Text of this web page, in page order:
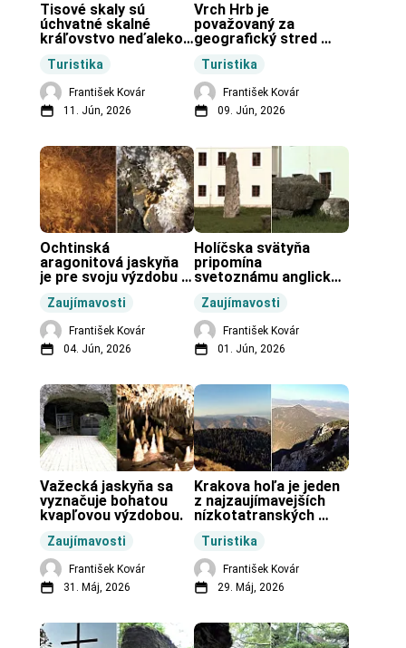
Turistika
Tisové skaly sú
úchvatné skalné
kráľovstvo neďaleko
František Kovár
11. Jún, 2026
Turistika
Vrch Hrb je
považovaný za
geografický stred
František Kovár
09. Jún, 2026
Zaujímavosti
Ochtinská
aragonitová jaskyňa
je pre svoju výzdobu
vo svete.
František Kovár
04. Jún, 2026
Zaujímavosti
Holíčska svätyňa
pripomína
svetoznámu anglickú
František Kovár
01. Jún, 2026
Zaujímavosti
Važecká jaskyňa sa
vyznačuje bohatou
kvapľovou výzdobou.
František Kovár
31. Máj, 2026
Turistika
Krakova hoľa je jeden
z najzaujímavejších
nízkotatranských
František Kovár
29. Máj, 2026